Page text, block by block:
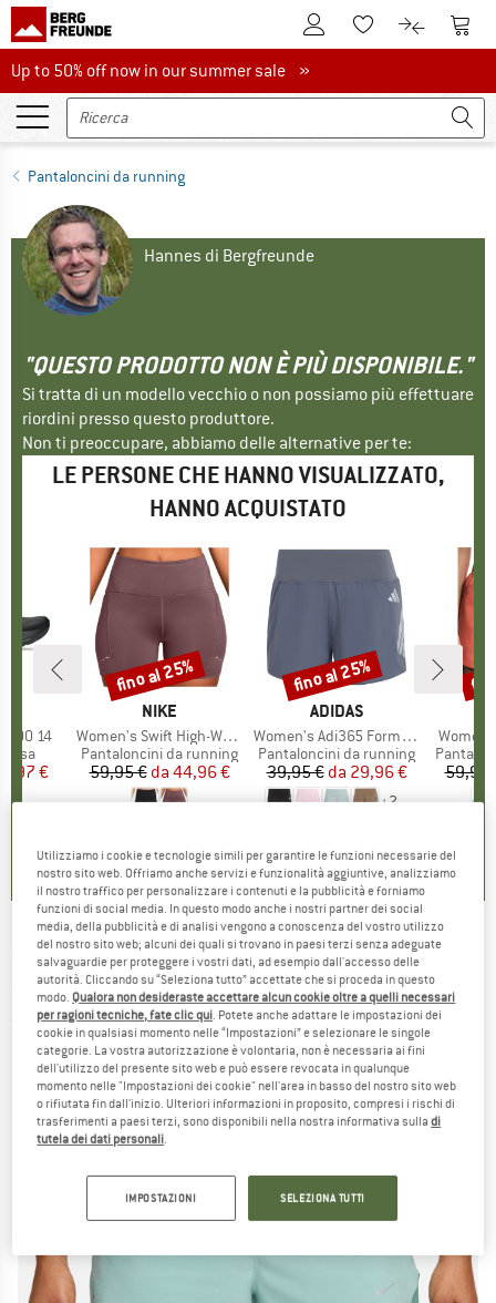
Al conto clienteAlla lista
Al Al
Up to 50% off now in our summer sale
Up to 50% off now in our summer sale »
Pantaloncini da running
Hannes di Bergfreunde
"QUESTO PRODOTTO NON È PIÙ DISPONIBILE."
Si tratta di un modello vecchio o non possiamo più effettuare
riordini presso questo produttore.
Non ti preoccupare, abbiamo delle alternative per te:
LE PERSONE CHE HANNO VISUALIZZATO,
HANNO ACQUISTATO
14
ridotto
€
MARCHIO
NIKE
Articolo
Women's Swift High-Waisted 4 Tight Running Shorts
Gruppo di prodotti
Pantaloncini da running
Prezzo
59,95 € Prezzo ridotto
da 44,96 €
Sconto
fino al 25%
MARCHIO
ADIDAS
Articolo
Women's Adi365 Formotion Shorts
Gruppo di prodotti
Pantaloncini da running
Prezzo
39,95 € Prezzo ridotto
da 29,96 €
+ 2
Sconto
fino al 25%
Articolo
Gruppo
59,95
NIKE -Women's Dri-Fit Swift Mid-Rise Shorts
- Pantaloncini da running
(0)
Utilizziamo i cookie e tecnologie simili per garantire le funzioni necessarie del
nostro sito web. Offriamo anche servizi e funzionalità aggiuntive, analizziamo
il nostro traffico per personalizzare i contenuti e la pubblicità e forniamo
funzioni di social media. In questo modo anche i nostri partner dei social
media, della pubblicità e di analisi vengono a conoscenza del vostro utilizzo
del nostro sito web; alcuni dei quali si trovano in paesi terzi senza adeguate
salvaguardie per proteggere i vostri dati, ad esempio dall'accesso delle
autorità. Cliccando su “Seleziona tutto” accettate che si proceda in questo
modo. Qualora non desideraste accettare alcun cookie oltre a quelli necessari
per ragioni tecniche, fate clic qui. Potete anche adattare le impostazioni dei
cookie in qualsiasi momento nelle “Impostazioni” e selezionare le singole
categorie. La vostra autorizzazione è volontaria, non è necessaria ai fini
dell'utilizzo del presente sito web e può essere revocata in qualunque
momento nelle "Impostazioni dei cookie" nell'area in basso del nostro sito web
o rifiutata fin dall'inizio. Ulteriori informazioni in proposito, compresi i rischi di
trasferimenti a paesi terzi, sono disponibili nella nostra informativa sulladi
tutela dei dati personali.
IMPOSTAZIONI SELEZIONA TUTTI